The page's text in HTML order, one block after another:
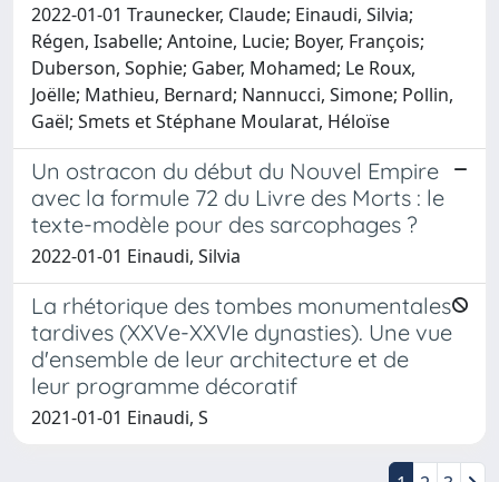
2022-01-01 Traunecker, Claude; Einaudi, Silvia;
Régen, Isabelle; Antoine, Lucie; Boyer, François;
Duberson, Sophie; Gaber, Mohamed; Le Roux,
Joëlle; Mathieu, Bernard; Nannucci, Simone; Pollin,
Gaël; Smets et Stéphane Moularat, Héloïse
Un ostracon du début du Nouvel Empire
avec la formule 72 du Livre des Morts : le
texte-modèle pour des sarcophages ?
2022-01-01 Einaudi, Silvia
La rhétorique des tombes monumentales
tardives (XXVe-XXVIe dynasties). Une vue
d'ensemble de leur architecture et de
leur programme décoratif
2021-01-01 Einaudi, S